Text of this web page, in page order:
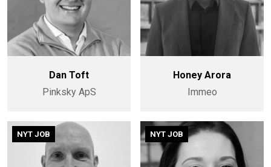
Dan Toft
Pinksky ApS
Honey Arora
Immeo
NYT JOB NYT JOB